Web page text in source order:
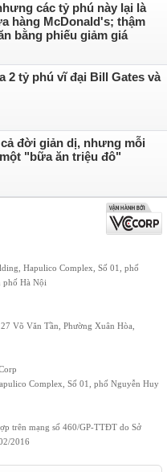
các tỷ phú này lại là
hàng McDonald's; thậm
bằng phiếu giảm giá
2 tỷ phú vĩ đại Bill Gates và
đời giản dị, nhưng mỗi
"bữa ăn triệu đô"
Hapulico Complex, Số 01, phố
phố Hà Nội
Võ Văn Tần, Phường Xuân Hòa,
Complex, Số 01, phố Nguyễn Huy
trên mạng số 460/GP-TTĐT do Sở
2016